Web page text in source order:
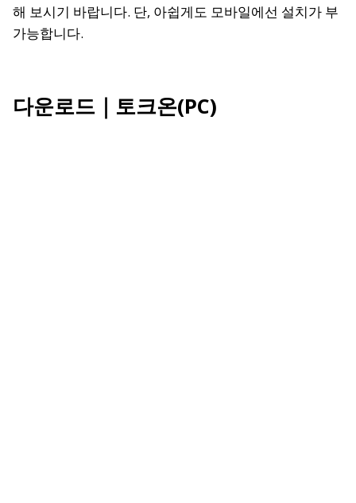
해 보시기 바랍니다. 단, 아쉽게도 모바일에선 설치가 부
가능합니다.
다운로드｜토크온(PC)